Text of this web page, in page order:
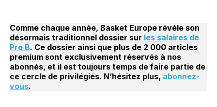
Comme chaque année, Basket Europe révèle son
désormais traditionnel dossier sur les salaires de
Pro B. Ce dossier ainsi que plus de 2 000 articles
premium sont exclusivement réservés à nos
abonnés, et il est toujours temps de faire partie de
ce cercle de privilégiés. N’hésitez plus, abonnez-
vous.